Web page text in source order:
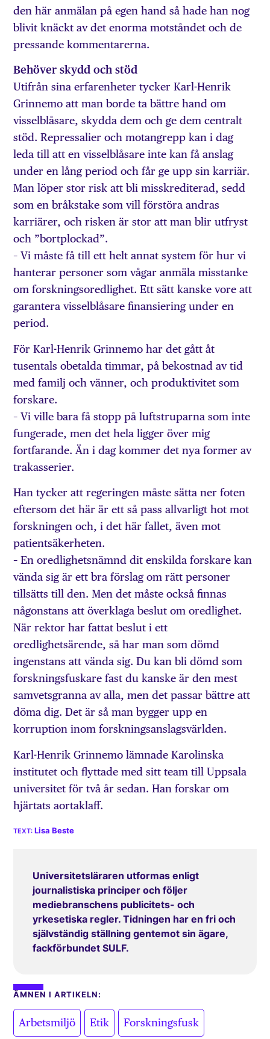
den här anmälan på egen hand så hade han nog
blivit knäckt av det enorma motståndet och de
pressande kommentarerna.
Behöver skydd och stöd
Utifrån sina erfarenheter tycker Karl-Henrik
Grinnemo att man borde ta bättre hand om
visselblåsare, skydda dem och ge dem centralt
stöd. Repressalier och motangrepp kan i dag
leda till att en visselblåsare inte kan få anslag
under en lång period och får ge upp sin karriär.
Man löper stor risk att bli misskrediterad, sedd
som en bråkstake som vill förstöra andras
karriärer, och risken är stor att man blir utfryst
och ”bortplockad”.
– Vi måste få till ett helt annat system för hur vi
hanterar personer som vågar anmäla misstanke
om forsknings­oredlighet. Ett sätt kanske vore att
garantera visselblåsare finansiering under en
period.
För Karl-Henrik Grinnemo har det gått åt
tusentals obetalda timmar, på bekostnad av tid
med familj och vänner, och produktivitet som
forskare.
– Vi ville bara få stopp på luftstruparna som inte
fungerade, men det hela ligger över mig
fortfarande. Än i dag kommer det nya former av
trakasserier.
Han tycker att regeringen måste sätta ner foten
eftersom det här är ett så pass allvarligt hot mot
forskningen och, i det här fallet, även mot
patientsäkerheten.
– En oredlighetsnämnd dit enskilda forskare kan
vända sig är ett bra förslag om rätt personer
tillsätts till den. Men det måste också finnas
någonstans att överklaga beslut om oredlighet.
När rektor har fattat beslut i ett
oredlighetsärende, så har man som dömd
ingenstans att vända sig. Du kan bli dömd som
forskningsfuskare fast du kanske är den mest
samvetsgranna av alla, men det passar bättre att
döma dig. Det är så man bygger upp en
korruption inom forskningsanslagsvärlden.
Karl-Henrik Grinnemo lämnade Karolinska
institutet och flyttade med sitt team till Uppsala
universitet för två år sedan. Han forskar om
hjärtats aortaklaff.
Lisa Beste
Universitetsläraren utformas enligt
journalistiska principer och följer
mediebranschens publicitets- och
yrkesetiska regler. Tidningen har en fri och
självständig ställning gentemot sin ägare,
fackförbundet SULF.
ÄMNEN I ARTIKELN:
Arbetsmiljö Etik Forskningsfusk